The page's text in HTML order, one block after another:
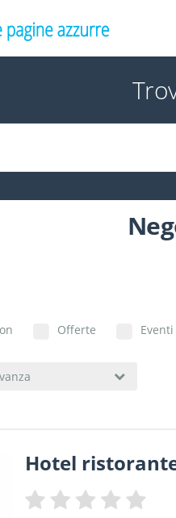
Offerte Eventi
Hotel